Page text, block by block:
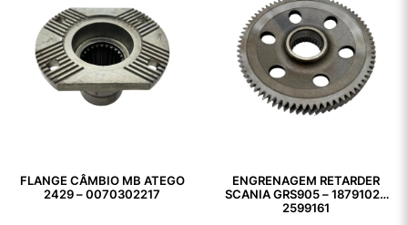
FLANGE CÂMBIO MB ATEGO
2429 – 0070302217
ENGRENAGEM RETARDER
SCANIA GRS905 – 1879102 /
2599161